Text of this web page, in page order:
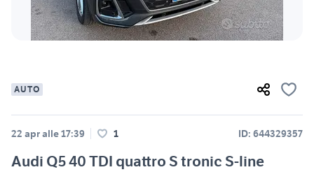
AUTO
22 apr alle 17:39 1 ID: 644329357
Audi Q5 40 TDI quattro S tronic S-line